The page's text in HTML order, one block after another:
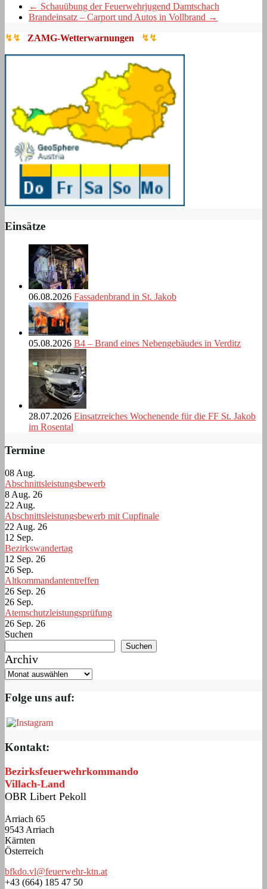
← Schauübung der Feuerwehrjugend Damtschach
Brandeinsatz – Carport und Autos in Vollbrand →
↯↯ ZAMG-Wetterwarnungen ↯↯
Einsätze
06.08.2026 Fassadenbrand in St. Jakob
05.08.2026 B4 – Brand eines Nebengebäudes in Verditz
28.07.2026 Einsatzreiches Wochenende für die FF St. Jakob
im Rosental
Termine
08 Aug.
Abschnittsleistungsbewerb
8 Aug. 26
22 Aug.
Abschnittsleistungsbewerb mit Cupfinale
22 Aug. 26
12 Sep.
Bezirkswandertag
12 Sep. 26
26 Sep.
Altkommandantentreffen
26 Sep. 26
26 Sep.
Atemschutzleistungsprüfung
26 Sep. 26
Suchen
Suchen
Archiv
Folge uns auf:
Kontakt:
Bezirksfeuerwehrkommando
Villach-Land
OBR Libert Pekoll
Arriach 65
9543 Arriach
Kärnten
Österreich
bfkdo.vl@feuerwehr-ktn.at
+43 (664) 185 47 50